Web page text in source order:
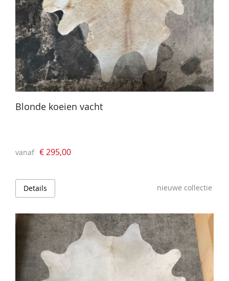
Blonde koeien vacht
vanaf € 295,00
Details nieuwe collectie